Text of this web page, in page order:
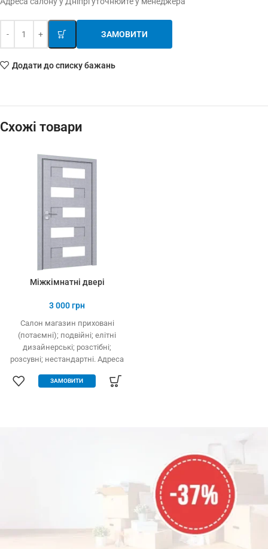
ЗАМОВИТИ
Додати до списку бажань
Схожі товари
Міжкімнатні двері
3 000грн
Салон магазин приховані
(потаємні); подвійні; елітні
дизайнерські; розстібні;
розсувні; нестандартні. Адреса
менеджера
ЗАМОВИТИ